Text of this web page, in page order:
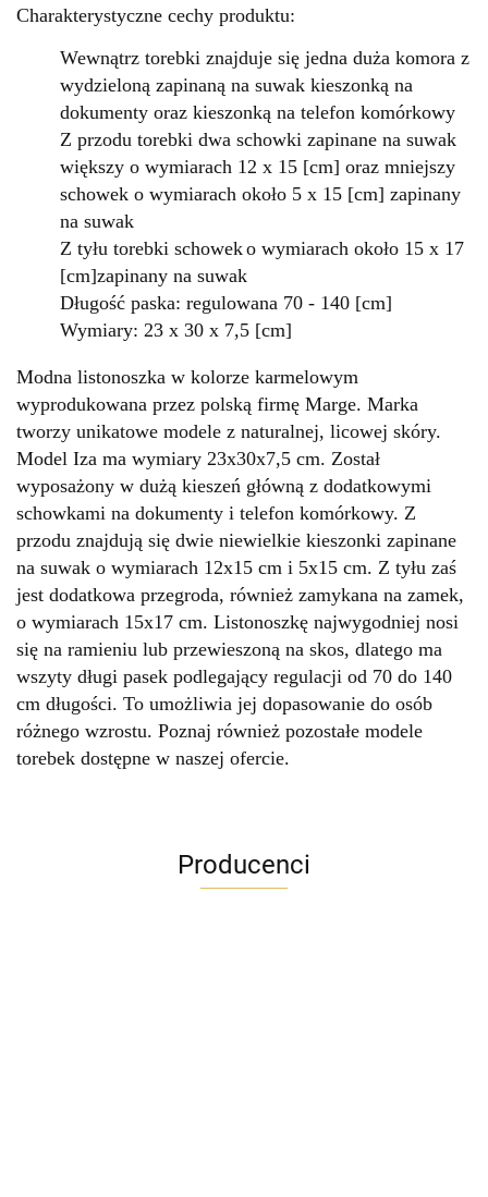
Charakterystyczne cechy produktu:
Wewnątrz torebki znajduje się jedna duża komora z
wydzieloną zapinaną na suwak kieszonką na
dokumenty oraz kieszonką na telefon komórkowy
Z przodu torebki dwa schowki zapinane na suwak
większy o wymiarach 12 x 15 [cm] oraz mniejszy
schowek o wymiarach około 5 x 15 [cm] zapinany
na suwak
Z tyłu torebki schoweko wymiarach około 15 x 17
[cm]zapinany na suwak
Długość paska: regulowana 70 - 140 [cm]
Wymiary: 23 x 30 x 7,5 [cm]
Modna listonoszka w kolorze karmelowym
wyprodukowana przez polską firmę Marge. Marka
tworzy unikatowe modele z naturalnej, licowej skóry.
Model Iza ma wymiary 23x30x7,5 cm. Został
wyposażony w dużą kieszeń główną z dodatkowymi
schowkami na dokumenty i telefon komórkowy. Z
przodu znajdują się dwie niewielkie kieszonki zapinane
na suwak o wymiarach 12x15 cm i 5x15 cm. Z tyłu zaś
jest dodatkowa przegroda, również zamykana na zamek,
o wymiarach 15x17 cm. Listonoszkę najwygodniej nosi
się na ramieniu lub przewieszoną na skos, dlatego ma
wszyty długi pasek podlegający regulacji od 70 do 140
cm długości. To umożliwia jej dopasowanie do osób
różnego wzrostu. Poznaj również pozostałe modele
torebek dostępne w naszej ofercie.
Producenci